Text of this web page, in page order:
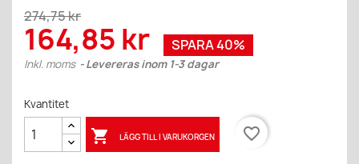
274,75 kr
164,85 kr SPARA 40%
Inkl. moms Levereras inom 1-3 dagar
Kvantitet
 LÄGG TILL I VARUKORGEN favorite_border